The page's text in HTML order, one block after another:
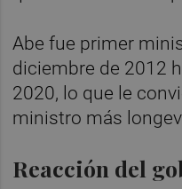
Abe fue primer
diciembre de 2012
2020, lo que le
ministro más
Reacción del